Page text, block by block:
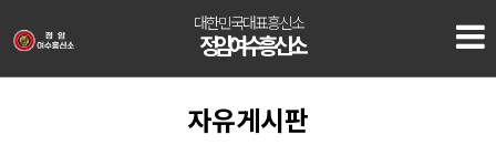
대한민국대표흥신소
정암 여수흥신소
자유게시판